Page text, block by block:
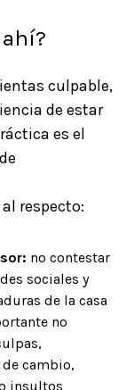
culpable,
de estar
es el
respecto:
no contestar
sociales y
de la casa
no
cambio,
insultos